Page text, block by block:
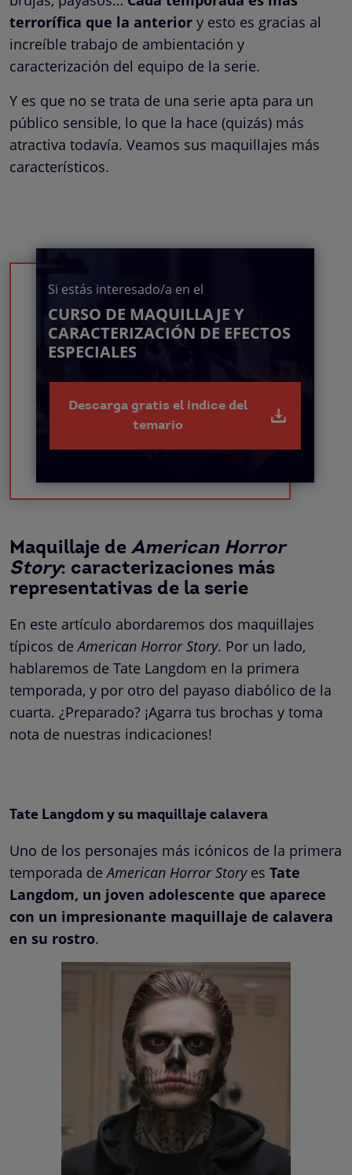
terrorífica que la anterior y esto es gracias al
increíble trabajo de ambientación y
caracterización del equipo de la serie.
Y es que no se trata de una serie apta para un
público sensible, lo que la hace (quizás) más
atractiva todavía. Veamos sus maquillajes más
característicos.
Si estás interesado/a en el
CURSO DE MAQUILLAJE Y
CARACTERIZACIÓN DE EFECTOS
ESPECIALES
Descarga gratis el índice del
temario
Maquillaje de American Horror
Story: caracterizaciones más
representativas de la serie
En este artículo abordaremos dos maquillajes
típicos deAmerican Horror Story. Por un lado,
hablaremos de Tate Langdom en la primera
temporada, y por otro del payaso diabólico de la
cuarta. ¿Preparado? ¡Agarra tus brochas y toma
nota de nuestras indicaciones!
Tate Langdom y su maquillaje calavera
Uno de los personajes más icónicos de la primera
temporada deAmerican Horror Storyes Tate
Langdom, un joven adolescente que aparece
con un impresionante maquillaje de calavera
en su rostro.